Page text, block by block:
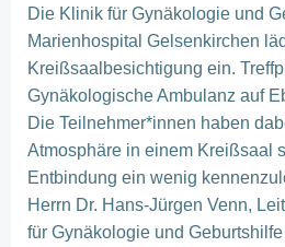
Die Klinik für Gynäkologie und
Marienhospital Gelsenkirchen
Kreißsaalbesichtigung ein.
Gynäkologische Ambulanz auf
Die Teilnehmer*innen haben
Atmosphäre in einem Kreißsaal
Entbindung ein wenig
Herrn Dr. Hans-Jürgen Venn,
für Gynäkologie und